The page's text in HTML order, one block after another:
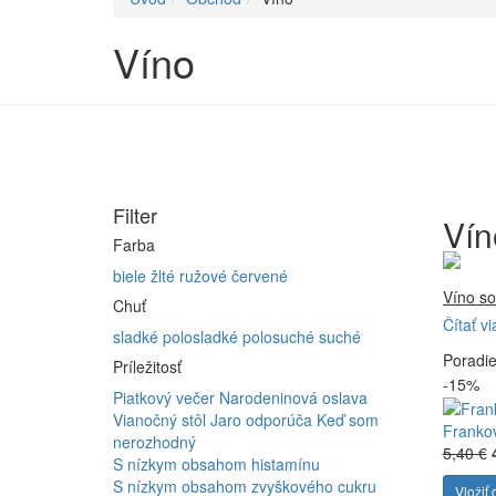
Víno
Filter
Farba
biele žlté ružové červené
Chuť
sladké polosladké polosuché suché
Príležitosť
Piatkový večer Narodeninová oslava
Vianočný stôl Jaro odporúča Keď som
nerozhodný
S nízkym obsahom histamínu
S nízkym obsahom zvyškového cukru
Víno
Firma
Čítať
-15%
5,40 €
Vložiť